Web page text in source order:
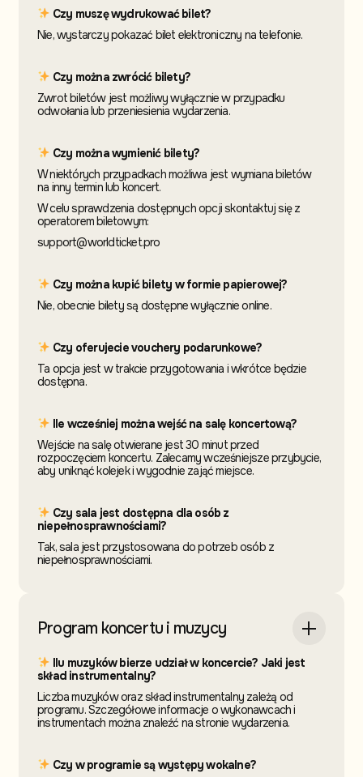
Czy muszę wydrukować bilet?
Nie, wystarczy pokazać bilet elektroniczny na telefonie.
Czy można zwrócić bilety?
Zwrot biletów jest możliwy wyłącznie w przypadku
odwołania lub przeniesienia wydarzenia.
Czy można wymienić bilety?
W niektórych przypadkach możliwa jest wymiana biletów
na inny terminlub koncert.
W celu sprawdzenia dostępnych opcji skontaktujsię z
operatorem biletowym:
support@worldticket.pro
Czy można kupić bilety w formie papierowej?
Nie, obecnie bilety są dostępne wyłącznie online.
Czy oferujecie vouchery podarunkowe?
Ta opcja jest w trakcie przygotowania i wkrótce będzie
dostępna.
Ile wcześniej można wejść na salę koncertową?
Wejście na salę otwierane jest 30 minut przed
rozpoczęciem koncertu. Zalecamy wcześniejsze przybycie,
aby uniknąć kolejek i wygodnie zająć miejsce.
Czy sala jest dostępna dla osób z
niepełnosprawnościami?
Tak, sala jest przystosowana do potrzeb osób z
niepełnosprawnościami.
Program koncertu i muzycy
Ilu muzyków bierze udział w koncercie? Jaki jest
skład instrumentalny?
Liczba muzyków oraz skład instrumentalny zależą od
programu. Szczegółowe informacje o wykonawcach i
instrumentach można znaleźć na stronie wydarzenia.
Czy w programie są występy wokalne?